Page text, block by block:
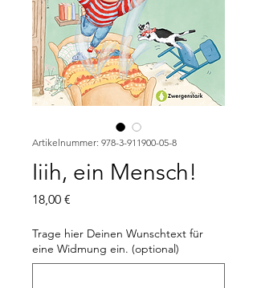
Artikelnummer: 978-3-911900-05-8
Iiih, ein Mensch!
18,00 €
Trage hier Deinen Wunschtext für
eine Widmung ein. (optional)